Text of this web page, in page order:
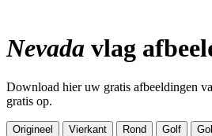
Nevada vlag
Download hier uw gratis afbeeldingen
gratis op.
Origineel Vierkant Rond Golf